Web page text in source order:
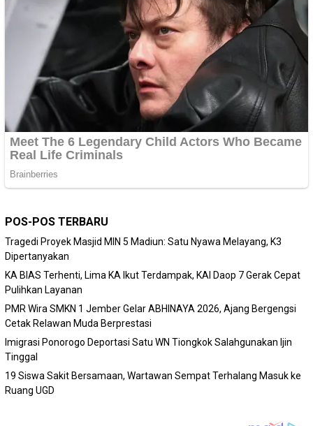
POS-POS TERBARU
Tragedi Proyek Masjid MIN 5 Madiun: Satu Nyawa Melayang, K3
Dipertanyakan
KA BIAS Terhenti, Lima KA Ikut Terdampak, KAI Daop 7 Gerak Cepat
Pulihkan Layanan
PMR Wira SMKN 1 Jember Gelar ABHINAYA 2026, Ajang Bergengsi
Cetak Relawan Muda Berprestasi
Imigrasi Ponorogo Deportasi Satu WN Tiongkok Salahgunakan Ijin
Tinggal
19 Siswa Sakit Bersamaan, Wartawan Sempat Terhalang Masuk ke
Ruang UGD